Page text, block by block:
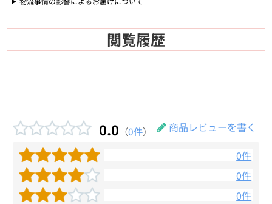
閲覧履歴
0.0 （0件）
商品レビューを書く
0件
0件
0件